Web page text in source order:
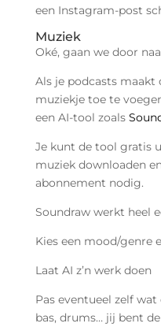
een Instagram-post
Muziek
Oké, gaan we door
Als je podcasts maakt
muziekje toe te
een AI-tool zoals
Je kunt de tool gratis
muziek downloaden
abonnement nodig.
Soundraw werkt heel
Kies een mood/genre
Laat AI z’n werk doen
Pas eventueel zelf
bas, drums… jij bent